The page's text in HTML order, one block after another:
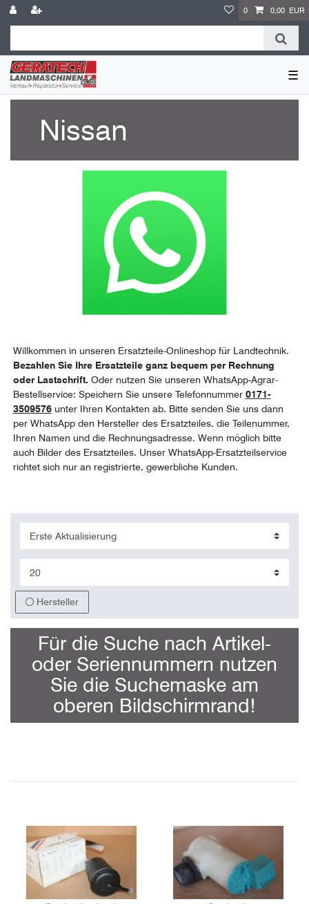
0 0,00 EUR
☰
Nissan
Willkommen in unseren Ersatzteile-Onlineshop für Landtechnik.
Bezahlen Sie Ihre Ersatzteile ganz bequem per Rechnung
oder Lastschrift. Oder nutzen Sie unseren WhatsApp-Agrar-
Bestellservice: Speichern Sie unsere Telefonnummer 0171-
3509576unter Ihren Kontakten ab. Bitte senden Sie uns dann
per WhatsApp den Hersteller des Ersatzteiles, die Teilenummer,
Ihren Namen und die Rechnungsadresse. Wenn möglich bitte
auch Bilder des Ersatzteiles. Unser WhatsApp-Ersatzteilservice
richtet sich nur an registrierte, gewerbliche Kunden.
Hersteller
Für die Suche nach Artikel-
oder Seriennummern nutzen
Sie die Suchemaske am
oberen Bildschirmrand!